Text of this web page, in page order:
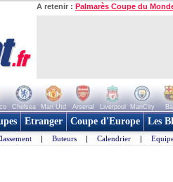
A retenir : Palmarès Coupe du
Chelsea Man Utd Arsenal Liverpool ManCity
Etranger Coupe d'Europe Les
| Buteurs | Calendrier |